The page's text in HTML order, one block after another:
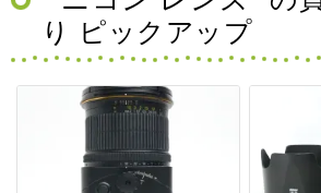
り ピックアップ